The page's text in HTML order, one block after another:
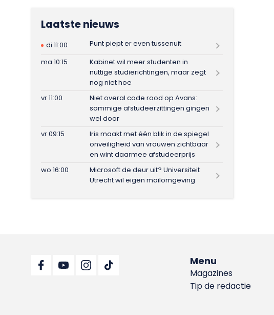
Laatste nieuws
di 11:00
Punt piept er even tussenuit
ma 10:15
Kabinet wil meer studenten in
nuttige studierichtingen, maar zegt
nog niet hoe
vr 11:00
Niet overal code rood op Avans:
sommige afstudeerzittingen gingen
wel door
vr 09:15
Iris maakt met één blik in de spiegel
onveiligheid van vrouwen zichtbaar
en wint daarmee afstudeerprijs
wo 16:00
Microsoft de deur uit? Universiteit
Utrecht wil eigen mailomgeving
Menu
Magazines
Tip de redactie